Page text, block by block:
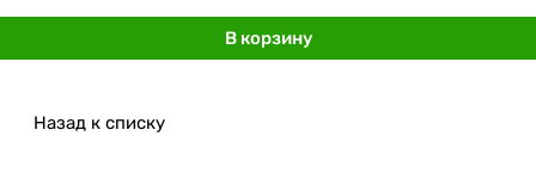
В корзину
Назад к списку